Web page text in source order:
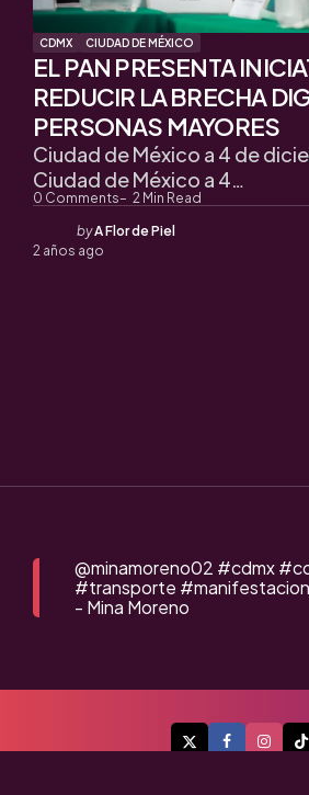
CDMX CIUDAD DE MÉXICO
EL PAN PRESENTA
REDUCIR LA BRECHA
PERSONAS MAYORES
0 Comments 2 Min Read
Ciudad de México a 4 de
Ciudad de México a 4…
Posted
by
byA Flor de Piel
2 años ago
@minamoreno02 #cdmx
#transporte #manifestacion
- Mina Moreno